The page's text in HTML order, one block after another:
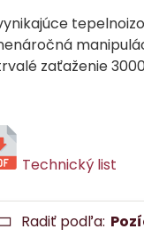
zaťaženie
Technický list
Radiť podľa: